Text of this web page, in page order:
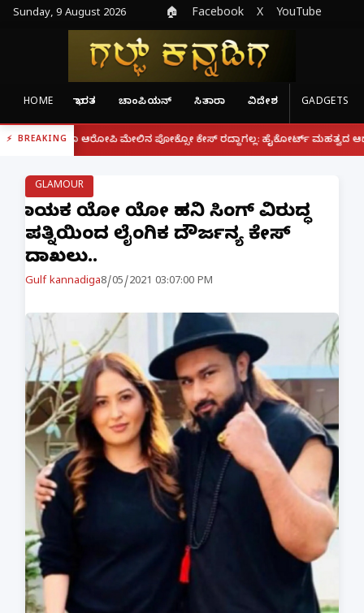
Sunday, 9 August 2026 🏠 Facebook X YouTube
HOME ಭಾರತ ಚಾಂಪಿಯನ್ ಸಿತಾರಾ ವಿದೇಶ GADGETS
BREAKING
ಮೇಲಿನ ಪೋಕ್ಸೋ ಕೇಸ್ ರದ್ದಾಗಲ್ಲ: ಹೈಕೋರ್ಟ್ ಮಹತ್ವದ ಆದೇಶ | ಫೋನ್
GLAMOUR
ಗಾಯಕ ಯೋ ಯೋ ಹನಿ ಸಿಂಗ್ ವಿರುದ್ಧ
ಪತ್ನಿಯಿಂದ ಲೈಂಗಿಕ ದೌರ್ಜನ್ಯ ಕೇಸ್
ದಾಖಲು..
Gulf kannadiga8/05/2021 03:07:00 PM